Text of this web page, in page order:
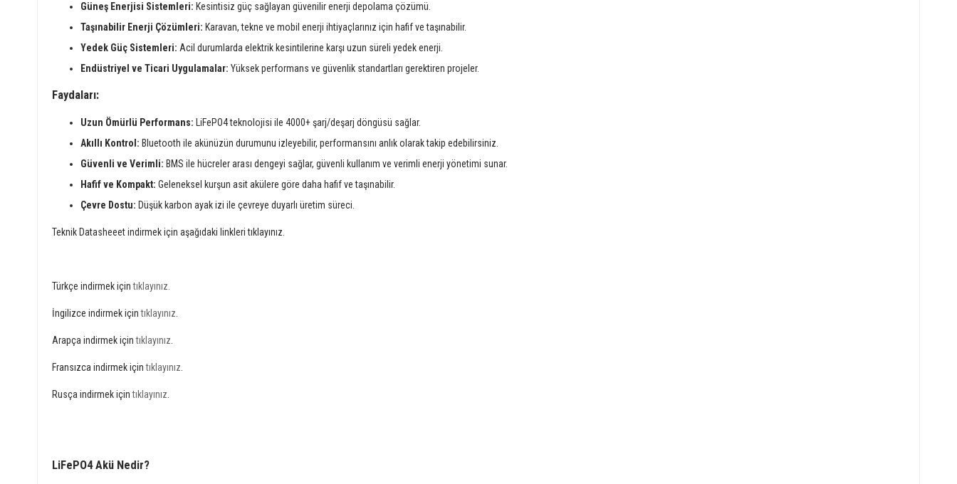
Güneş Enerjisi Sistemleri: Kesintisiz güç sağlayan güvenilir enerji depolama çözümü.
Taşınabilir Enerji Çözümleri: Karavan, tekne ve mobil enerji ihtiyaçlarınız için hafif ve taşınabilir.
Yedek Güç Sistemleri: Acil durumlarda elektrik kesintilerine karşı uzun süreli yedek enerji.
Endüstriyel ve Ticari Uygulamalar: Yüksek performans ve güvenlik standartları gerektiren projeler.
Faydaları:
Uzun Ömürlü Performans: LiFePO4 teknolojisi ile 4000+ şarj/deşarj döngüsü sağlar.
Akıllı Kontrol: Bluetooth ile akünüzün durumunu izleyebilir, performansını anlık olarak takip edebilirsiniz.
Güvenli ve Verimli: BMS ile hücreler arası dengeyi sağlar, güvenli kullanım ve verimli enerji yönetimi sunar.
Hafif ve Kompakt: Geleneksel kurşun asit akülere göre daha hafif ve taşınabilir.
Çevre Dostu: Düşük karbon ayak izi ile çevreye duyarlı üretim süreci.
Teknik Datasheeet indirmek için aşağıdaki linkleri tıklayınız.
Türkçe indirmek içintıklayınız.
İngilizce indirmek içintıklayınız.
Arapça indirmek içintıklayınız.
Fransızca indirmek içintıklayınız.
Rusça indirmek içintıklayınız.
LiFePO4 Akü Nedir?